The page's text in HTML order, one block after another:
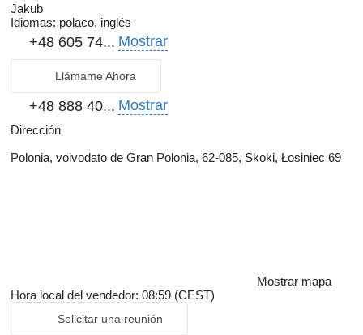
Jakub
Idiomas: polaco, inglés
+48 605 74... Mostrar
Llámame Ahora
+48 888 40... Mostrar
Dirección
Polonia, voivodato de Gran Polonia, 62-085, Skoki, Łosiniec 69
Mostrar mapa
Hora local del vendedor: 08:59 (CEST)
Solicitar una reunión